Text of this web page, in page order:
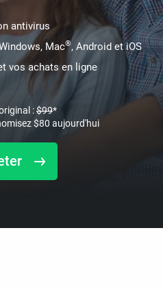
antivirus
Mac®, Android et iOS
vos achats en ligne
:$99*
$80 aujourd'hui